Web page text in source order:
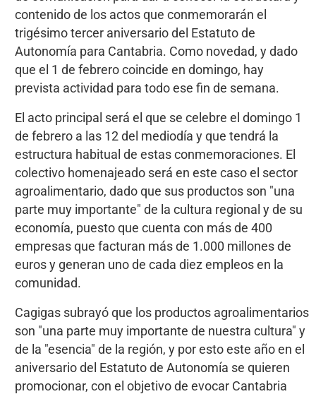
contenido de los actos que conmemorarán el
trigésimo tercer aniversario del Estatuto de
Autonomía para Cantabria. Como novedad, y dado
que el 1 de febrero coincide en domingo, hay
prevista actividad para todo ese fin de semana.
El acto principal será el que se celebre el domingo 1
de febrero a las 12 del mediodía y que tendrá la
estructura habitual de estas conmemoraciones. El
colectivo homenajeado será en este caso el sector
agroalimentario, dado que sus productos son "una
parte muy importante" de la cultura regional y de su
economía, puesto que cuenta con más de 400
empresas que facturan más de 1.000 millones de
euros y generan uno de cada diez empleos en la
comunidad.
Cagigas subrayó que los productos agroalimentarios
son "una parte muy importante de nuestra cultura" y
de la "esencia" de la región, y por esto este año en el
aniversario del Estatuto de Autonomía se quieren
promocionar, con el objetivo de evocar Cantabria